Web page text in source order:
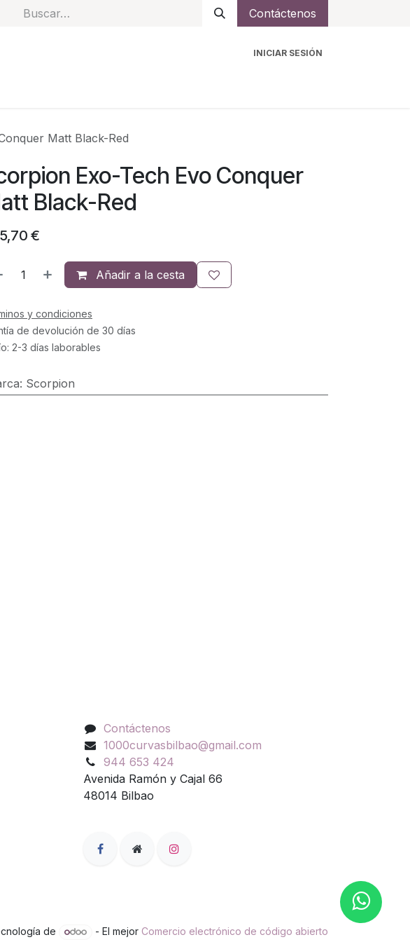
Contáctenos
INICIAR SESIÓN
Matt Black-Red
Exo-Tech Evo Conquer
Black-Red
€
Añadir a la cesta
y condiciones
de devolución de 30 días
2-3 días laborables
: Scorpion
Contáctenos
1000curvasbilbao@gmail.com
944 653 424
Avenida Ramón y Cajal 66
48014 Bilbao
de - El mejor Comercio electrónico de código abierto